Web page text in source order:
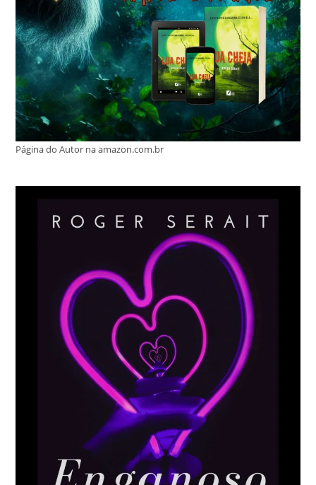
Página do Autor na amazon.com.br